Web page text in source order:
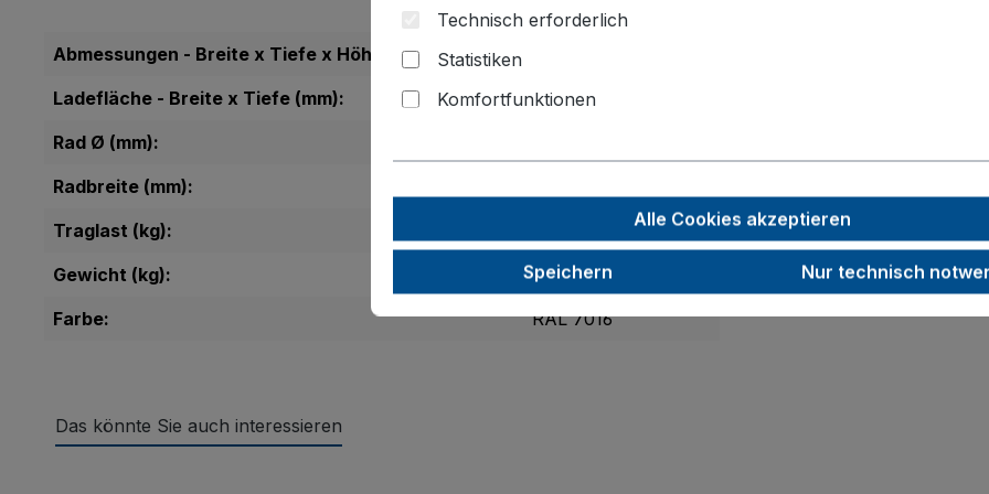
Abmessungen - Breite x Tiefe x Höhe (mm):
Ladefläche - Breite x Tiefe (mm):
1030 x 700
Rad Ø (mm):
Radbreite (mm):
Traglast (kg):
Gewicht (kg):
33,0
Farbe:
RAL 7016
Das könnte Sie auch interessieren
Technisch erforderlich
Statistiken
Komfortfunktionen
Alle Cookies akzeptieren
Speichern Nur technisch